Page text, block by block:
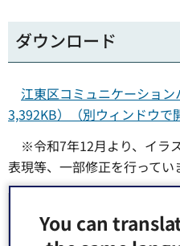
You can
ダウンロード
江東区コミュニケーション
3,392KB）（別ウィンドウで
※令和7年12月より、イラ
表現等、一部修正を行ってい
お問い合わせ先